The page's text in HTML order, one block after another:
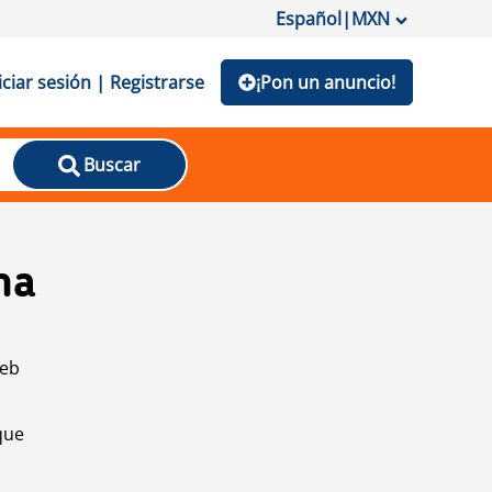
Español|MXN
sesión | Registrarse ¡Pon un anuncio!
Buscar